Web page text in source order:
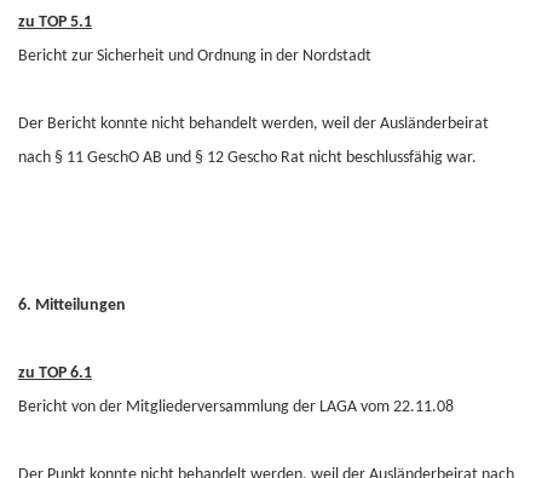
zu TOP 5.1
Bericht zur Sicherheit und Ordnung in der Nordstadt
Der Bericht konnte nicht behandelt werden, weil der Ausländerbeirat
nach § 11 GeschO AB und § 12 Gescho Rat nicht beschlussfähig war.
6. Mitteilungen
zu TOP 6.1
Bericht von der Mitgliederversammlung der LAGA vom 22.11.08